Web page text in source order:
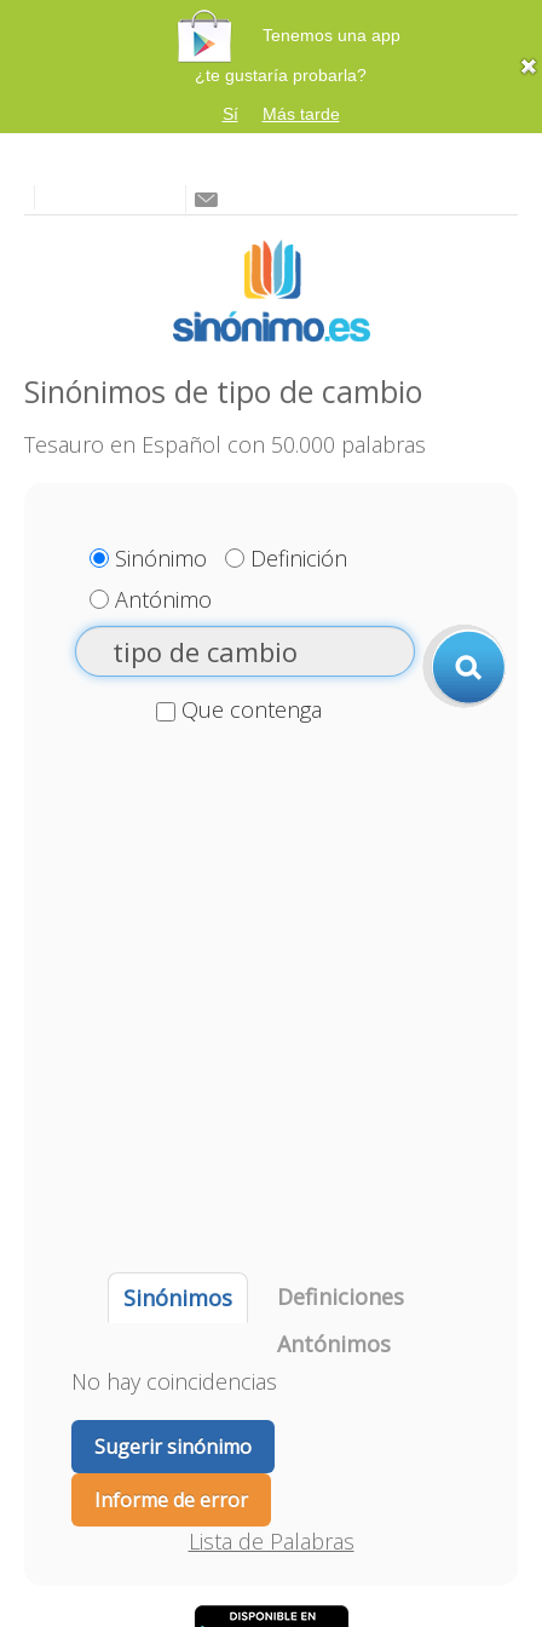
Tenemos una app
¿te gustaría probarla?
Sí
Más tarde
Sinónimos de tipo de cambio
Tesauro en Español con 50.000 palabras
Sinónimo
Definición
Antónimo
Que contenga
Sinónimos
Definiciones
Antónimos
No hay coincidencias
Sugerir sinónimo
Informe de error
Lista de Palabras